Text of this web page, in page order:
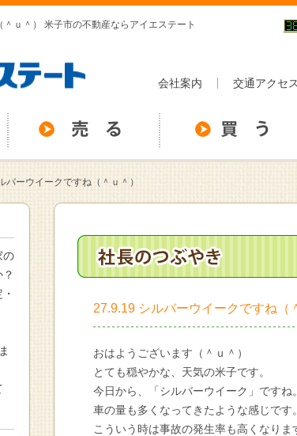
ｕ＾） 米子市の不動産ならアイエステート
会社案内 交通アクセス
バーウイークですね（＾ｕ＾）
27.9.19 シルバーウイークですね（
おはようございます（＾ｕ＾）
とても穏やかな、天気の米子です。
今日から、「シルバーウイーク」ですね。
車の量も多くなってきたような感じです。
こういう時は事故の発生率も高くなりま
の